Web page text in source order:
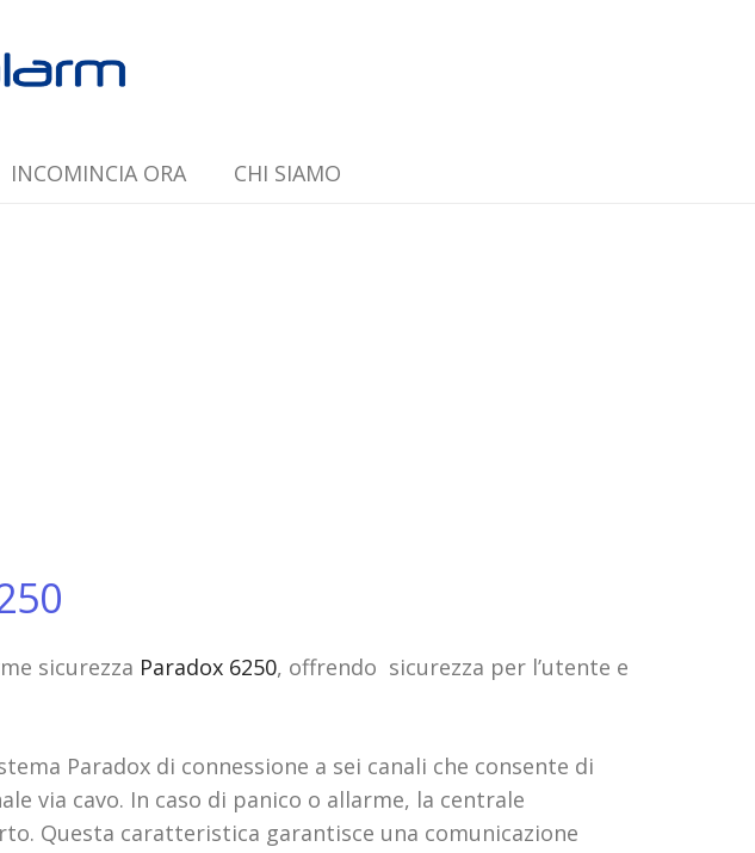
INCOMINCIA ORA CHI SIAMO
sicurezza Paradox 6250, offrendo sicurezza per l’utente e
Paradox di connessione a sei canali che consente di
via cavo. In caso di panico o allarme, la centrale
Questa caratteristica garantisce una comunicazione